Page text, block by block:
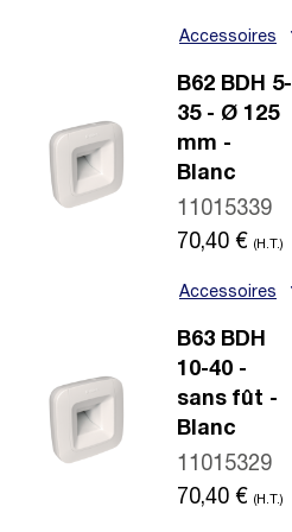
Accessoires
B62 BDH 5-
35 - Ø 125
mm -
Blanc
11015339
70,40 € (H.T.)
Accessoires
B63 BDH
10-40 -
sans fût -
Blanc
11015329
70,40 € (H.T.)